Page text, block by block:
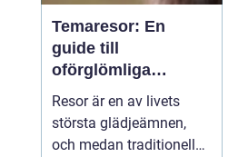
Temaresor: En
guide till
oförglömliga
upplevelser
Resor är en av livets
största glädjeämnen,
och medan traditionella